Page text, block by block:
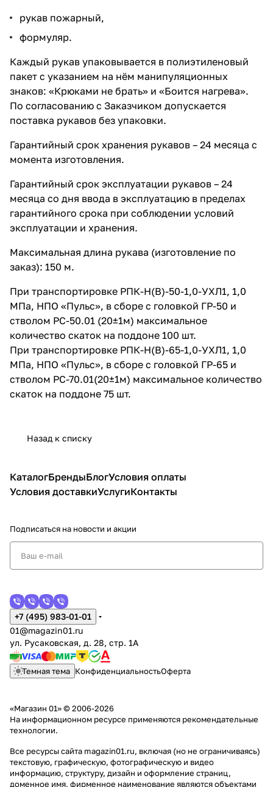
рукав пожарный,
формуляр.
Каждый рукав упаковывается в полиэтиленовый
пакет с указанием на нём манипуляционных
знаков: «Крюками не брать» и «Боится нагрева».
По согласованию с Заказчиком допускается
поставка рукавов без упаковки.
Гарантийный срок хранения рукавов – 24 месяца с
момента изготовления.
Гарантийный срок эксплуатации рукавов – 24
месяца со дня ввода в эксплуатацию в пределах
гарантийного срока при соблюдении условий
эксплуатации и хранения.
Максимальная длина рукава (изготовление по
заказ): 150 м.
При транспортировке РПК-Н(В)-50-1,0-УХЛ1, 1,0
МПа, НПО «Пульс», в сборе с головкой ГР-50 и
стволом РС-50.01 (20±1м) максимальное
количество скаток на поддоне 100 шт.
При транспортировке РПК-Н(В)-65-1,0-УХЛ1, 1,0
МПа, НПО «Пульс», в сборе с головкой ГР-65 и
стволом РС-70.01(20±1м) максимальное количество
скаток на поддоне 75 шт.
Назад к списку
КаталогБрендыБлогУсловия оплаты
Условия доставкиУслугиКонтакты
Подписаться на новости и акции
+7 (495) 983-01-01
01@magazin01.ru
ул. Русаковская, д. 28, стр. 1А
Темная тема КонфиденциальностьОферта
«Магазин 01» © 2006-2026
На информационном ресурсе применяются рекомендательные
технологии.
Все ресурсы сайта magazin01.ru, включая (но не ограничиваясь)
текстовую, графическую, фотографическую и видео
информацию, структуру, дизайн и оформление страниц,
доменное имя, фирменное наименование являются объектами